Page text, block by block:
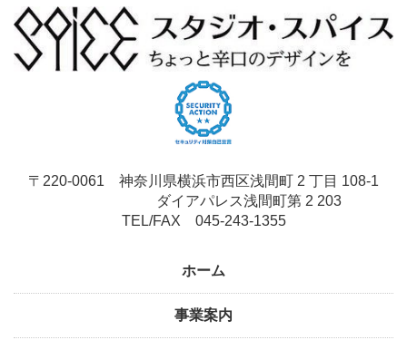
〒220-0061 神奈川県横浜市西区浅間町 2 丁目 108-1
ダイアパレス浅間町第 2 203
TEL/FAX 045-243-1355
ホーム
事業案内